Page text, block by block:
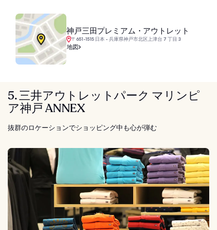
神戸三田プレミアム・アウトレット
〒651-1515 日本 - 兵庫県神戸市北区上津台 7 丁目 3
地図
5. 三井アウトレットパーク マリンピ
ア神戸 ANNEX
抜群のロケーションでショッピング中も心が弾む